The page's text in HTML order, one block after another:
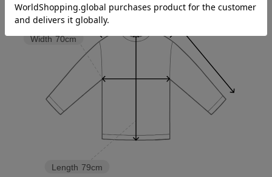
Sleeve length 54cm
Length 79cm
Width 70cm
Shoulder width 58cm